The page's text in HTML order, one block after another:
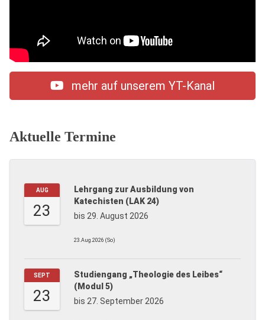
mehr auf unserem YT-Kanal
Aktuelle Termine
AUG
23
Lehrgang zur Ausbildung von
Katechisten (LAK 24)
bis 29. August 2026
23.Aug.2026 (So)
SEPT
23
Studiengang „Theologie des Leibes“
(Modul 5)
bis 27. September 2026